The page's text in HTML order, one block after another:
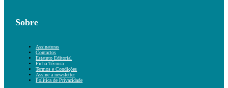
Sobre
Assinaturas
Contactos
Estatuto Editorial
Ficha Técnica
Termos e Condições
Assine a newsletter
Política de Privacidade